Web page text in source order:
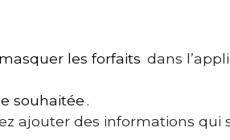
les forfaits dans
souhaitée .
ajouter des informations qui